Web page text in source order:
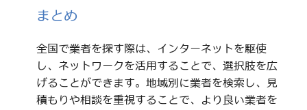
まとめ
全国で業者を探す際は、インターネットを駆使
し、ネットワークを活用することで、選択肢を広
げることができます。地域別に業者を検索し、見
積もりや相談を重視することで、より良い業者を